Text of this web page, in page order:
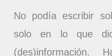
No podía escribir
solo en lo que